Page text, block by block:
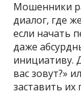
Мошенники
диалог, где
если начать
даже
инициативу.
вас зовут?»
заставить их